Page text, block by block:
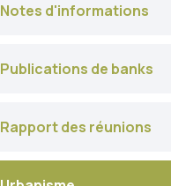
Notes d'informations
Publications de banks
Rapport des réunions